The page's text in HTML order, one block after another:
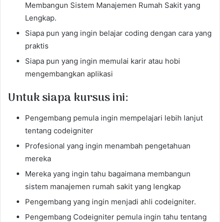
Membangun Sistem Manajemen Rumah Sakit yang
Lengkap.
Siapa pun yang ingin belajar coding dengan cara yang
praktis
Siapa pun yang ingin memulai karir atau hobi
mengembangkan aplikasi
Untuk siapa kursus ini:
Pengembang pemula ingin mempelajari lebih lanjut
tentang codeigniter
Profesional yang ingin menambah pengetahuan
mereka
Mereka yang ingin tahu bagaimana membangun
sistem manajemen rumah sakit yang lengkap
Pengembang yang ingin menjadi ahli codeigniter.
Pengembang Codeigniter pemula ingin tahu tentang